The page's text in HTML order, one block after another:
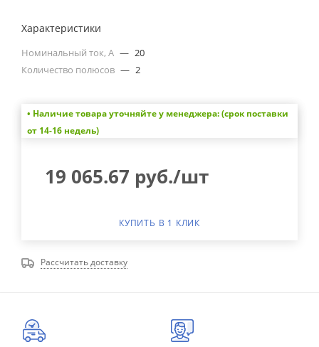
Характеристики
Номинальный ток, А — 20
Количество полюсов — 2
• Наличие товара уточняйте у менеджера: (срок поставки
от 14-16 недель)
19 065.67 руб./шт
КУПИТЬ В 1 КЛИК
Рассчитать доставку